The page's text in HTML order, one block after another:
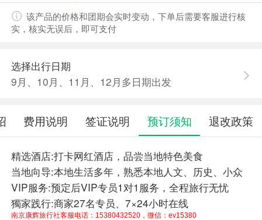
该产品的价格和团期会实时变动，下单后需要客服进行核
实，核实无误后，即可支付
选择出行日期
9月、10月、11月、12月多日期出发
费用说明 签证说明 预订须知 退改政策
精选酒店:打卡网红酒店，品尝当地特色美食
当地向导:本地生活多年，熟悉本地人文、历史、小众
VIP服务:预定后VIP专员1对1服务，全程旅行无忧
獨家践行:商家27名专员、7×24小时在线
南京康辉旅行社客服电话：15380432520，微信：ev15380